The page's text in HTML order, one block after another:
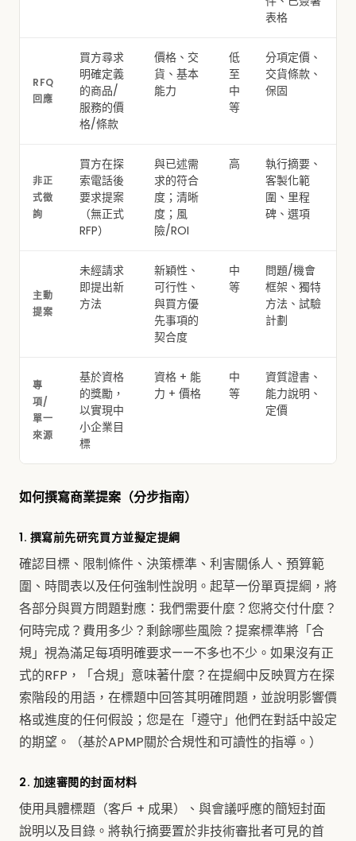
表格
RFQ
回應
買方尋求
明確定義
的商品/
服務的價
格/條款
價格、交
貨、基本
能力
低
至
中
等
分項定價、
交貨條款、
保固
非正
式徵
詢
買方在探
索電話後
要求提案
（無正式
RFP）
與已述需
求的符合
度；清晰
度；風
險/ROI
高
執行摘要、
客製化範
圍、里程
碑、選項
主動
提案
未經請求
即提出新
方法
新穎性、
可行性、
與買方優
先事項的
契合度
中
等
問題/機會
框架、獨特
方法、試驗
計劃
專
項/
單一
來源
基於資格
的獎勵，
以實現中
小企業目
標
資格 + 能
力 + 價格
中
等
資質證書、
能力說明、
定價
如何撰寫商業提案（分步指南）
1. 撰寫前先研究買方並擬定提綱
確認目標、限制條件、決策標準、利害關係人、預算範
圍、時間表以及任何強制性說明。起草一份單頁提綱，將
各部分與買方問題對應：我們需要什麼？您將交付什麼？
何時完成？費用多少？剩餘哪些風險？提案標準將「合
規」視為滿足每項明確要求——不多也不少。如果沒有正
式的RFP，「合規」意味著什麼？在提綱中反映買方在探
索階段的用語，在標題中回答其明確問題，並說明影響價
格或進度的任何假設；您是在「遵守」他們在對話中設定
的期望。（基於APMP關於合規性和可讀性的指導。）
2. 加速審閱的封面材料
使用具體標題（客戶 + 成果）、與會議呼應的簡短封面
說明以及目錄。將執行摘要置於非技術審批者可見的首